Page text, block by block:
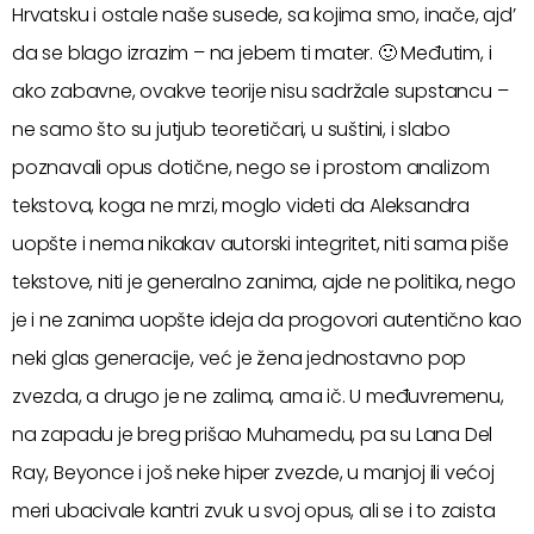
Hrvatsku i ostale naše susede, sa kojima smo, inače, ajd’
da se blago izrazim – na jebem ti mater. 🙂 Međutim, i
ako zabavne, ovakve teorije nisu sadržale supstancu –
ne samo što su jutjub teoretičari, u suštini, i slabo
poznavali opus dotične, nego se i prostom analizom
tekstova, koga ne mrzi, moglo videti da Aleksandra
uopšte i nema nikakav autorski integritet, niti sama piše
tekstove, niti je generalno zanima, ajde ne politika, nego
je i ne zanima uopšte ideja da progovori autentično kao
neki glas generacije, već je žena jednostavno pop
zvezda, a drugo je ne zalima, ama ič. U međuvremenu,
na zapadu je breg prišao Muhamedu, pa su Lana Del
Ray, Beyonce i još neke hiper zvezde, u manjoj ili većoj
meri ubacivale kantri zvuk u svoj opus, ali se i to zaista